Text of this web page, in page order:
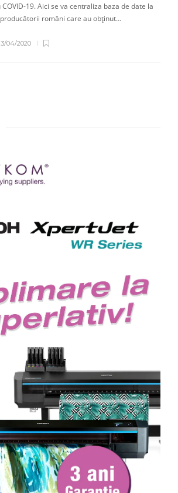
19. Aici se va centraliza baza de date la
români care au obținut…
04/2020